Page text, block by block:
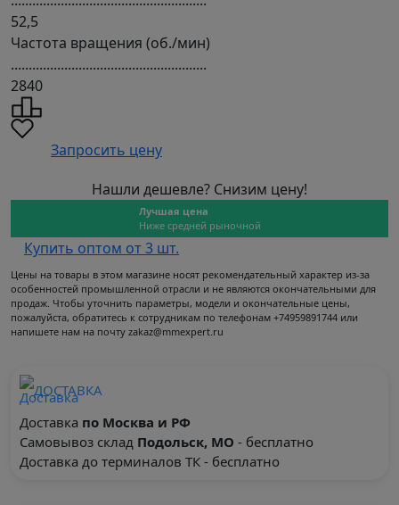
Частота вращения (об./мин)
.......................................................
2840
52,5
Запросить цену
Нашли дешевле? Снизим цену!
Лучшая цена
Ниже средней рыночной
Купить оптом от 3 шт.
Цены на товары в этом магазине носят рекомендательный характер из-за
особенностей промышленной отрасли и не являются окончательными для
продаж. Чтобы уточнить параметры, модели и окончательные цены,
пожалуйста, обратитесь к сотрудникам по телефонам +74959891744 или
напишете нам на почту zakaz@mmexpert.ru
ДОСТАВКА
Доставка по Москва и РФ
Самовывоз склад Подольск, МО - бесплатно
Доставка до терминалов ТК - бесплатно